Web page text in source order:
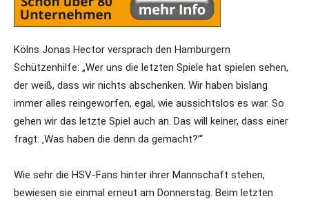
Kölns Jonas Hector versprach den Hamburgern
Schützenhilfe: „Wer uns die letzten Spiele hat spielen sehen,
der weiß, dass wir nichts abschenken. Wir haben bislang
immer alles reingeworfen, egal, wie aussichtslos es war. So
gehen wir das letzte Spiel auch an. Das will keiner, dass einer
fragt: ‚Was haben die denn da gemacht?’“
Wie sehr die HSV-Fans hinter ihrer Mannschaft stehen,
bewiesen sie einmal erneut am Donnerstag. Beim letzten